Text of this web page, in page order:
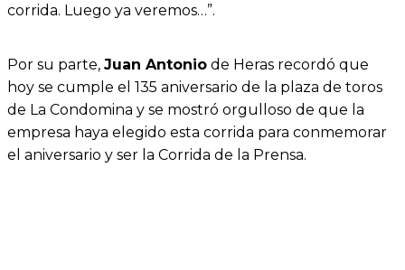
corrida. Luego ya veremos…”.
Por su parte, Juan Antonio de Heras recordó que
hoy se cumple el 135 aniversario de la plaza de toros
de La Condomina y se mostró orgulloso de que la
empresa haya elegido esta corrida para conmemorar
el aniversario y ser la Corrida de la Prensa.